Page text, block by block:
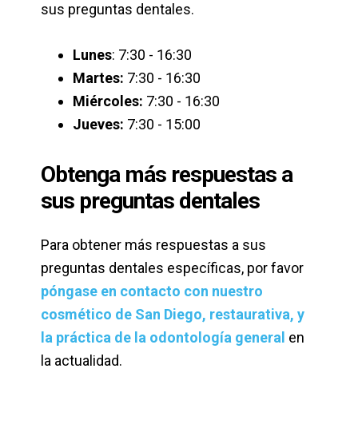
sus preguntas dentales.
Lunes: 7:30 - 16:30
Martes: 7:30 - 16:30
Miércoles: 7:30 - 16:30
Jueves: 7:30 - 15:00
Obtenga más respuestas a
sus preguntas dentales
Para obtener más respuestas a sus
preguntas dentales específicas, por favor
póngase en contacto con nuestro
cosmético de San Diego, restaurativa, y
la práctica de la odontología general en
la actualidad.